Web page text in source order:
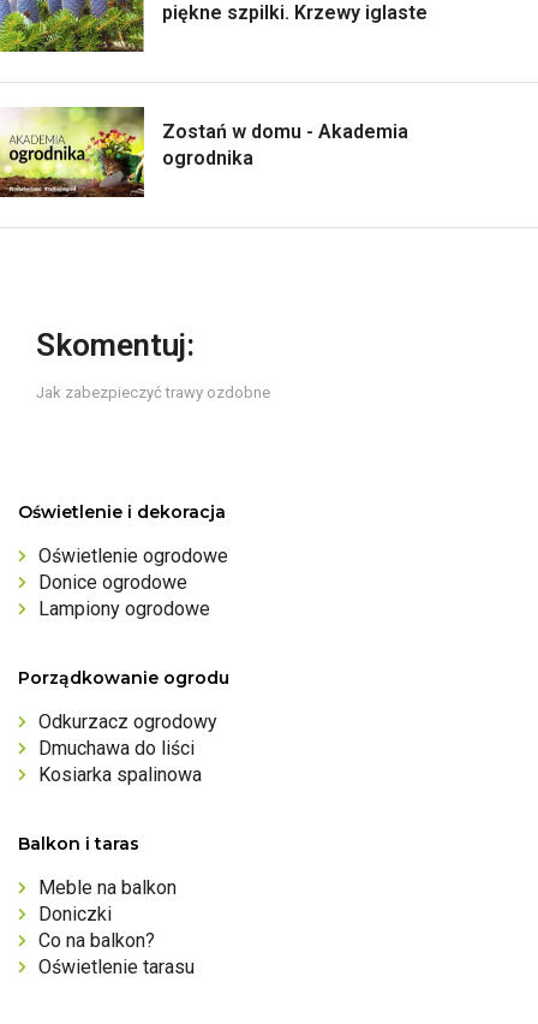
piękne szpilki. Krzewy iglaste
Zostań w domu - Akademia
ogrodnika
Skomentuj:
Jak zabezpieczyć trawy ozdobne
Oświetlenie i dekoracja
Oświetlenie ogrodowe
Donice ogrodowe
Lampiony ogrodowe
Porządkowanie ogrodu
Odkurzacz ogrodowy
Dmuchawa do liści
Kosiarka spalinowa
Balkon i taras
Meble na balkon
Doniczki
Co na balkon?
Oświetlenie tarasu